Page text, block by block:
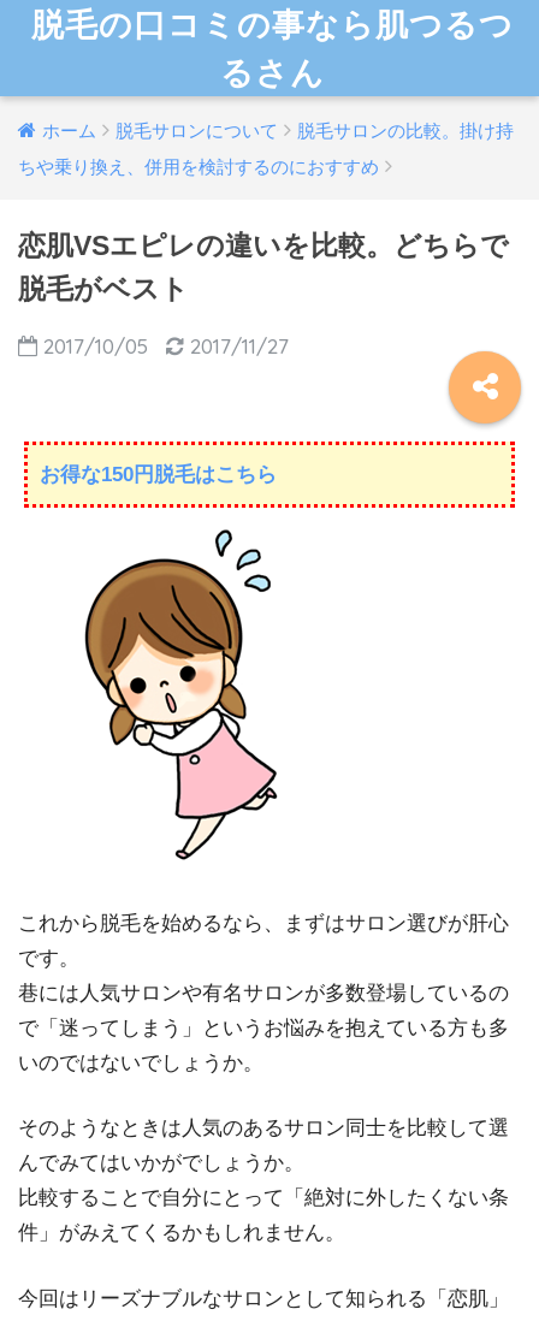
脱毛の口コミの事なら肌つるつ
るさん
ホーム 脱毛サロンについて
脱毛サロンの比較。掛け持
ちや乗り換え、併用を検討するのにおすすめ
恋肌VSエピレの違いを比較。どちらで
脱毛がベスト
2017/10/05 2017/11/27
お得な150円脱毛はこちら
これから脱毛を始めるなら、まずはサロン選びが肝心
です。
巷には人気サロンや有名サロンが多数登場しているの
で「迷ってしまう」というお悩みを抱えている方も多
いのではないでしょうか。
そのようなときは人気のあるサロン同士を比較して選
んでみてはいかがでしょうか。
比較することで自分にとって「絶対に外したくない条
件」がみえてくるかもしれません。
今回はリーズナブルなサロンとして知られる「恋肌」